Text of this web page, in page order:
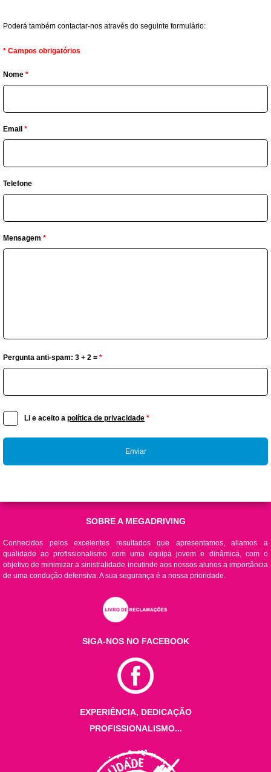
Poderá também contactar-nos através do seguinte formulário:
* Campos obrigatórios
Nome *
Email *
Telefone
Mensagem *
Pergunta anti-spam: 3 + 2 = *
Li e aceito a política de privacidade *
SOBRE A MEGADRIVING
Conhecidos pelos excelentes resultados que apresentamos, aliamos a
qualidade ao profissionalismo com uma equipa jovem e dinâmica, com o
objetivo de minimizar a sinistralidade incutindo aos nossos alunos a importância
de uma condução defensiva. A sua segurança é a nossa prioridade.
SIGA-NOS NO FACEBOOK
EXPERIÊNCIA, DEDICAÇÃO
PROFISSIONALISMO...